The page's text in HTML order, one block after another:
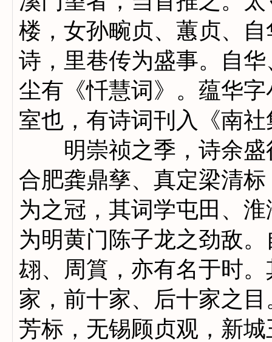
楼，女孙畹贞、蕙贞、
诗，里巷传为盛事。自
尘有《忏慧词》。蕴华
室也，有诗词刊入《南
明崇祯之季，诗余盛
合肥龚鼎孳、真定梁清
为之冠，其词学屯田、
为明黄门陈子龙之劲敌
翃、周篔，亦有名于时
家，前十家、后十家之
芳标，无锡顾贞观，新